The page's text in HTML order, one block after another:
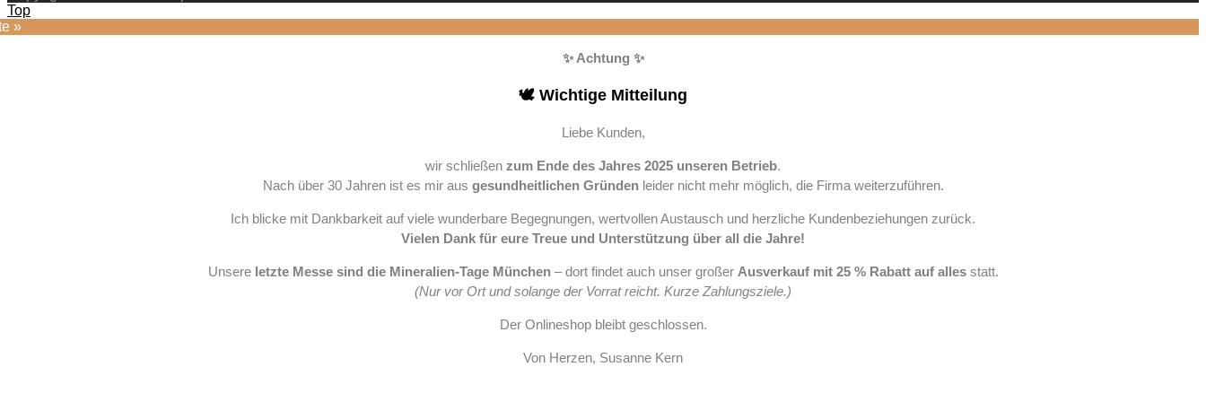
Top
»
✨ Achtung ✨
🕊️ Wichtige Mitteilung
Liebe Kunden,
wir schließen zum Ende des Jahres 2025 unseren Betrieb.
Nach über 30 Jahren ist es mir aus gesundheitlichen Gründenleider nicht mehr möglich, die Firma weiterzuführen.
Ich blicke mit Dankbarkeit auf viele wunderbare Begegnungen, wertvollen Austausch und herzliche Kundenbeziehungen zurück.
Vielen Dank für eure Treue und Unterstützung über all die Jahre!
Unsere letzte Messe sind die Mineralien-Tage München– dort findet auch unser großer Ausverkauf mit 25 % Rabatt auf allesstatt.
(Nur vor Ort und solange der Vorrat reicht. Kurze Zahlungsziele.)
Der Onlineshop bleibt geschlossen.
Von Herzen, Susanne Kern